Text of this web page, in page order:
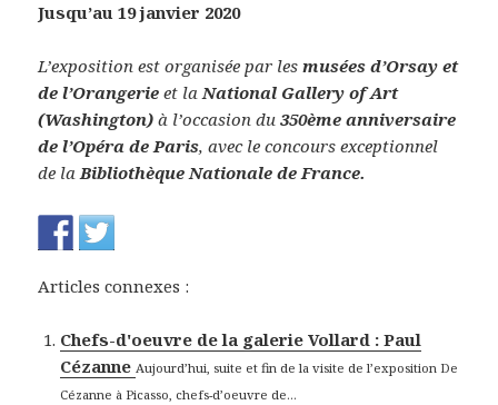
Jusqu’au 19 janvier 2020
L’exposition est organisée par lesmusées d’Orsay et
de l’Orangerie et laNational Gallery of Art
(Washington) à l’occasion du350ème anniversaire
de l’Opéra de Paris, avec le concours exceptionnel
de laBibliothèque Nationale de France.
Articles connexes :
Chefs-d'oeuvre de la galerie Vollard : Paul
CézanneAujourd’hui, suite et fin de la visite de l’exposition De
Cézanne à Picasso, chefs-d’oeuvre de...